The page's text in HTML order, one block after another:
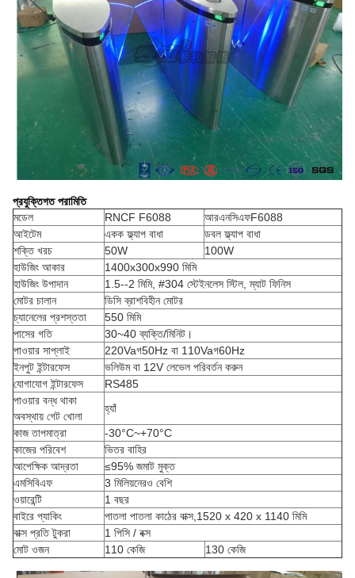
প্রযুক্তিগত পরামিতি
মডেল
RNCF F6088 আরএনসিএফF6088
আইটেম
একক ফ্ল্যাপ বাধা
ডবল ফ্ল্যাপ বাধা
শক্তি খরচ
50W
100W
হাউজিং আকার
1400x300x990 মিমি
হাউজিং উপাদান
1.5--2 মিমি, #304 স্টেইনলেস স্টিল, ম্যাট ফিনিস
মোটর চালান
ডিসি ব্রাশবিহীন মোটর
চ্যানেলের প্রশস্ততা
550 মিমি
পাসের গতি
30~40 ব্যক্তি/মিনিট।
পাওয়ার সাপ্লাই
220Vaগ50Hz বা 110Vaগ60Hz
ইনপুট ইন্টারফেস
ভলিউম বা 12V লেভেল পরিবর্তন করুন
যোগাযোগ ইন্টারফেস
RS485
পাওয়ার বন্ধ থাকা
অবস্থায় গেট খোলা
হ্যাঁ
কাজ তাপমাত্রা
-30°C~+70°C
কাজের পরিবেশ
ভিতর বাহির
আপেক্ষিক আদ্রতা
≤95% জমাট মুক্ত
এমসিবিএফ
3 মিলিয়নেরও বেশি
ওয়ারেন্টি
1 বছর
বাইরে প্যাকিং
পাতলা পাতলা কাঠের বাক্স 1520 x 420 x 1140 মিমি
বাক্স প্রতি টুকরা
1 পিসি / বক্স
মোট ওজন
110 কেজি 130 কেজি